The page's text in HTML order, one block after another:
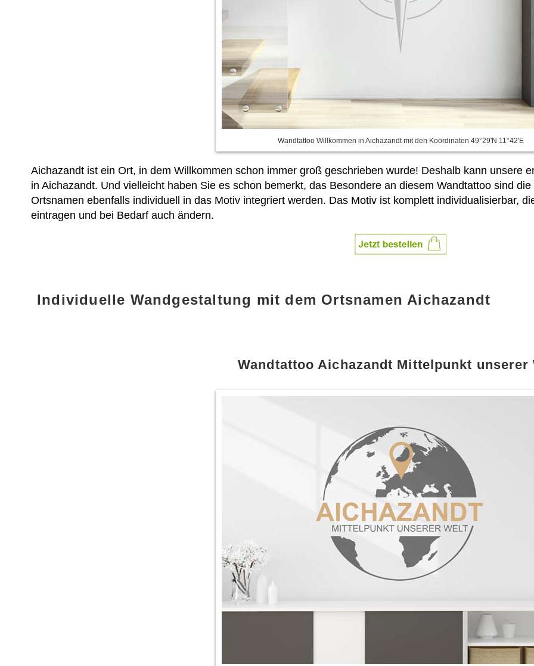
Wandtattoo Willkommen in Aichazandt mit den Koordinaten 49°29'N 11°42'E
Aichazandt ist ein Ort, in dem Willkommen schon immer groß geschrieben wurde! Deshalb kann unsere
in Aichazandt. Und vielleicht haben Sie es schon bemerkt, das Besondere an diesem Wandtattoo sind
Ortsnamen ebenfalls individuell in das Motiv integriert werden. Das Motiv ist komplett individualisierbar,
eintragen und bei Bedarf auch ändern.
Individuelle Wandgestaltung mit dem Ortsnamen Aichazandt
Wandtattoo Aichazandt Mittelpunkt unserer